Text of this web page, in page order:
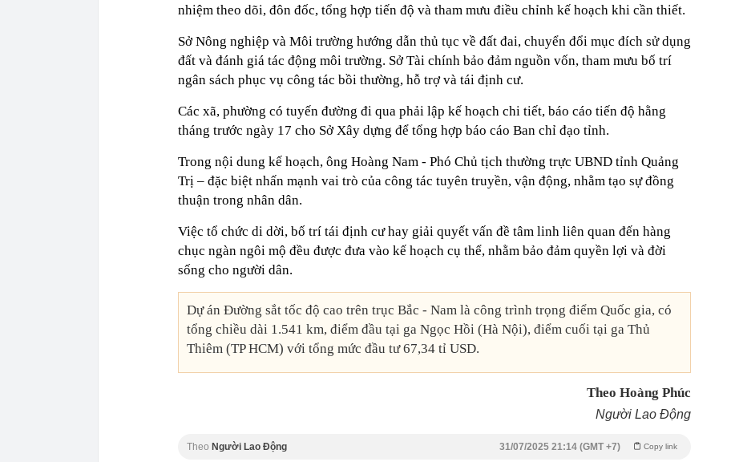
nhiệm theo dõi, đôn đốc, tổng hợp tiến độ và tham mưu điều chỉnh kế hoạch khi cần thiết.
Sở Nông nghiệp và Môi trường hướng dẫn thủ tục về đất đai, chuyển đổi mục đích sử dụng
đất và đánh giá tác động môi trường. Sở Tài chính bảo đảm nguồn vốn, tham mưu bố trí
ngân sách phục vụ công tác bồi thường, hỗ trợ và tái định cư.
Các xã, phường có tuyến đường đi qua phải lập kế hoạch chi tiết, báo cáo tiến độ hằng
tháng trước ngày 17 cho Sở Xây dựng để tổng hợp báo cáo Ban chỉ đạo tỉnh.
Trong nội dung kế hoạch, ông Hoàng Nam - Phó Chủ tịch thường trực UBND tỉnh Quảng
Trị – đặc biệt nhấn mạnh vai trò của công tác tuyên truyền, vận động, nhằm tạo sự đồng
thuận trong nhân dân.
Việc tổ chức di dời, bố trí tái định cư hay giải quyết vấn đề tâm linh liên quan đến hàng
chục ngàn ngôi mộ đều được đưa vào kế hoạch cụ thể, nhằm bảo đảm quyền lợi và đời
sống cho người dân.
Dự án Đường sắt tốc độ cao trên trục Bắc - Nam là công trình trọng điểm Quốc gia, có
tổng chiều dài 1.541 km, điểm đầu tại ga Ngọc Hồi (Hà Nội), điểm cuối tại ga Thủ
Thiêm (TP HCM) với tổng mức đầu tư 67,34 tỉ USD.
Theo Hoàng Phúc
Người Lao Động
Theo Người Lao Động Copy link
31/07/2025 21:14 (GMT +7)